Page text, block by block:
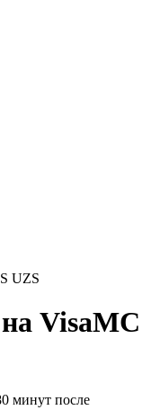
UZS
VisaMC
минут после